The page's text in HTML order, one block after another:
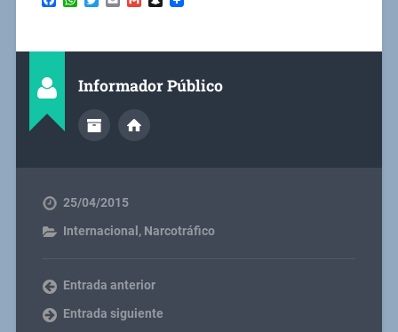
Informador Público
25/04/2015
Internacional , Narcotráfico
Entrada anterior
Entrada siguiente